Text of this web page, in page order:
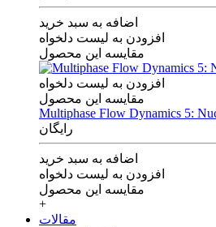
اضافه به سبد خرید
افزودن به لیست دلخواه
مقایسه این محصول
افزودن به لیست دلخواه
مقایسه این محصول
Multiphase Flow Dynamics 5:
رایگان
اضافه به سبد خرید
افزودن به لیست دلخواه
مقایسه این محصول
+
مقالات